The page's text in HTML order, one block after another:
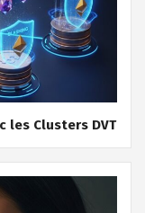
les Clusters DVT